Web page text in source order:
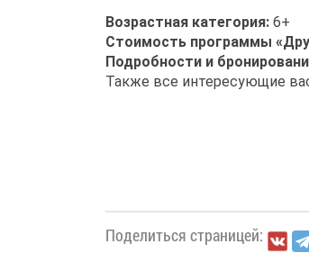
Возрастная категория: 6+
Стоимость программы
Подробности и
Также все интересующие
Поделиться страницей: